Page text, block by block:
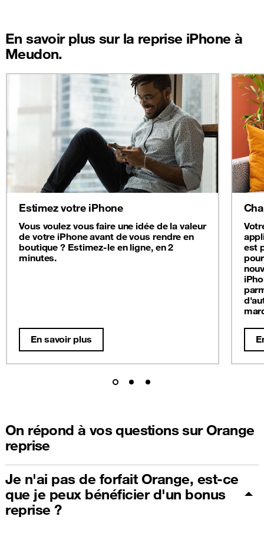
En savoir plus sur la reprise iPhone à
Meudon.
Estimez votre iPhone
Vous voulez vous faire une idée de la valeur
de votre iPhone avant de vous rendre en
boutique ? Estimez-le en ligne, en 2
minutes.
En savoir plus
est
On répond à vos questions sur Orange
reprise
Je n'ai pas de forfait Orange, est-ce
que je peux bénéficier d'un bonus
reprise ?